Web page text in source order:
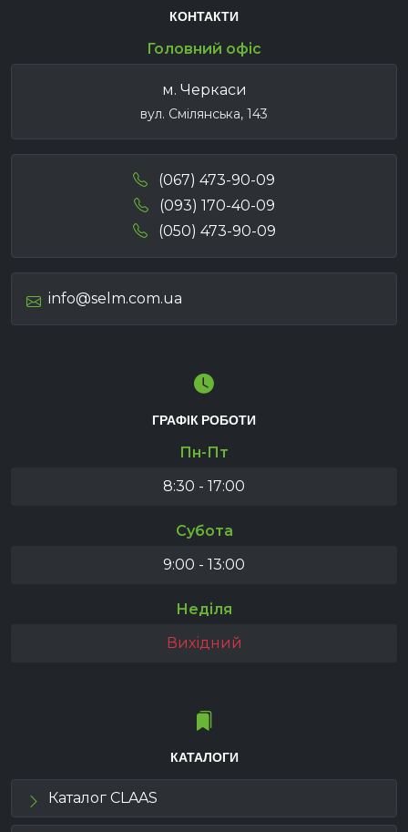
КОНТАКТИ
Головний офіс
м. Черкаси
вул. Смілянська, 143
(067) 473-90-09
(093) 170-40-09
(050) 473-90-09
info@selm.com.ua
ГРАФІК РОБОТИ
Пн-Пт
8:30 - 17:00
Субота
9:00 - 13:00
Неділя
Вихідний
КАТАЛОГИ
Каталог CLAAS